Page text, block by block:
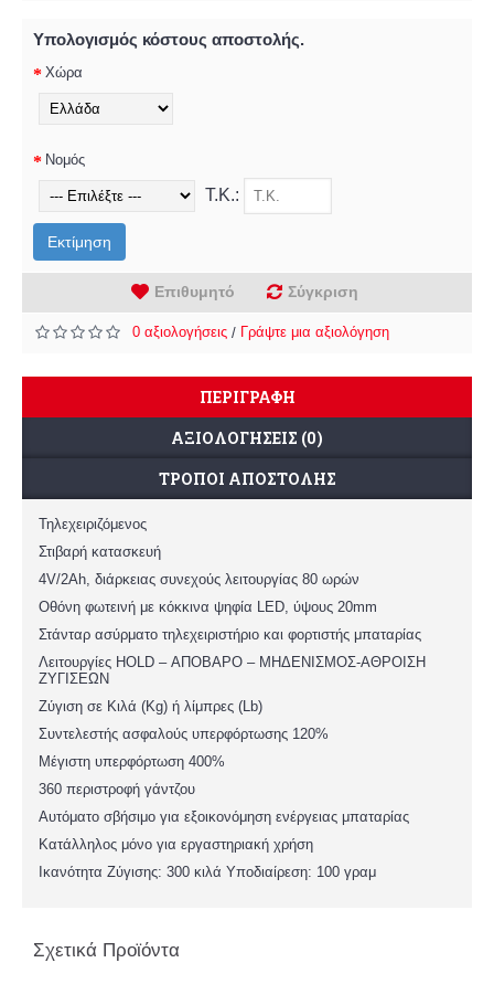
Υπολογισμός κόστους αποστολής.
Χώρα
Νομός
Τ.Κ.:
Εκτίμηση
Επιθυμητό Σύγκριση
0 αξιολογήσεις / Γράψτε μια αξιολόγηση
ΠΕΡΙΓΡΑΦΉ
ΑΞΙΟΛΟΓΉΣΕΙΣ (0)
ΤΡΌΠΟΙ ΑΠΟΣΤΟΛΉΣ
Τηλεχειριζόμενος
Στιβαρή κατασκευή
4V/2Ah, διάρκειας συνεχούς λειτουργίας 80 ωρών
Οθόνη φωτεινή με κόκκινα ψηφία LED, ύψους 20mm
Στάνταρ ασύρματο τηλεχειριστήριο και φορτιστής μπαταρίας
Λειτουργίες HOLD – ΑΠΟΒΑΡΟ – ΜΗΔΕΝΙΣΜΟΣ-ΑΘΡΟΙΣΗ
ΖΥΓΙΣΕΩΝ
Ζύγιση σε Κιλά (Kg) ή λίμπρες (Lb)
Συντελεστής ασφαλούς υπερφόρτωσης 120%
Μέγιστη υπερφόρτωση 400%
360 περιστροφή γάντζου
Αυτόματο σβήσιμο για εξοικονόμηση ενέργειας μπαταρίας
Κατάλληλος μόνο για εργαστηριακή χρήση
Ικανότητα Ζύγισης: 300 κιλά Υποδιαίρεση: 100 γραμ
Σχετικά Προϊόντα